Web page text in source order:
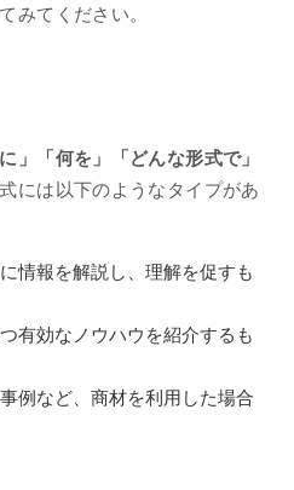
みてください。
に」「何を」「どんな形式で」
には以下のようなタイプがあ
情報を解説し、理解を促すも
有効なノウハウを紹介するも
例など、商材を利用した場合